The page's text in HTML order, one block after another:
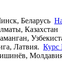
Беларусь
Казахстан
Латвия. Курс